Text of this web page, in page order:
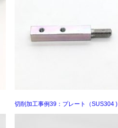
切削加工事例39：プレート（SUS304 )